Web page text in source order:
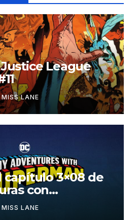
League
MISS LANE
capítulo 3×08 de
con
MISS LANE